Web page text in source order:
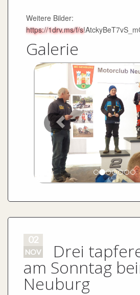
Weitere Bilder:
https://1drv.ms/f/s
Galerie
02
NOV Drei
am Sonntag
Neuburg